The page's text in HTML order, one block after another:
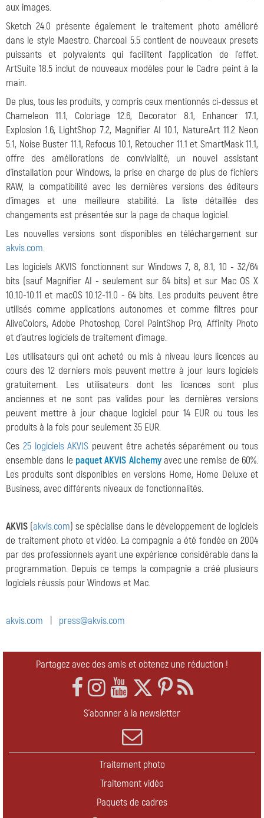
aux images.
Sketch 24.0 présente également le traitement photo amélioré
dans le style Maestro. Charcoal 5.5 contient de nouveaux presets
puissants et polyvalents qui facilitent l'application de l'effet.
ArtSuite 18.5 inclut de nouveaux modèles pour le Cadre peint à la
main.
De plus, tous les produits, y compris ceux mentionnés ci-dessus et
Chameleon 11.1, Coloriage 12.6, Decorator 8.1, Enhancer 17.1,
Explosion 1.6, LightShop 7.2, Magnifier AI 10.1, NatureArt 11.2 Neon
5.1, Noise Buster 11.1, Refocus 10.1, Retoucher 11.1 et SmartMask 11.1,
offre des améliorations de convivialité, un nouvel assistant
d'installation pour Windows, la prise en charge de plus de fichiers
RAW, la compatibilité avec les dernières versions des éditeurs
d'images et une meilleure stabilité. La liste détaillée des
changements est présentée sur la page de chaque logiciel.
Les nouvelles versions sont disponibles en téléchargement sur
akvis.com.
Les logiciels AKVIS fonctionnent sur Windows 7, 8, 8.1, 10 - 32/64
bits (sauf Magnifier AI - seulement sur 64 bits) et sur Mac OS X
10.10-10.11 et macOS 10.12-11.0 - 64 bits. Les produits peuvent être
utilisés comme applications autonomes et comme filtres pour
AliveColors, Adobe Photoshop, Corel PaintShop Pro, Affinity Photo
et d'autres logiciels de traitement d'image.
Les utilisateurs qui ont acheté ou mis à niveau leurs licences au
cours des 12 derniers mois peuvent mettre à jour leurs logiciels
gratuitement. Les utilisateurs dont les licences sont plus
anciennes et ne sont pas valides pour les dernières versions
peuvent mettre à jour chaque logiciel pour 14 EUR ou tous les
produits à la fois pour seulement 35 EUR.
Ces 25 logiciels AKVIS peuvent être achetés séparément ou tous
ensemble dans le paquet AKVIS Alchemyavec une remise de 60%.
Les produits sont disponibles en versions Home, Home Deluxe et
Business, avec différents niveaux de fonctionnalités.
AKVIS (akvis.com) se spécialise dans le développement de logiciels
de traitement photo et vidéo. La compagnie a été fondée en 2004
par des professionnels ayant une expérience considérable dans la
programmation. Depuis ce temps la compagnie a créé plusieurs
logiciels réussis pour Windows et Mac.
akvis.com press@akvis.com
Partagez avec des amis et obtenez une réduction !
S'abonner à la newsletter
Traitement photo
Traitement vidéo
Paquets de cadres